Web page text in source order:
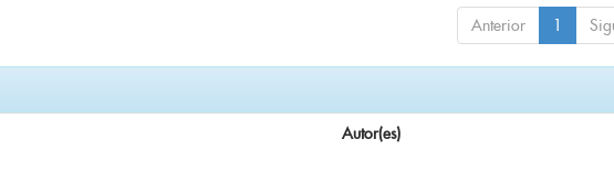
Anterior 1
Autor(es)